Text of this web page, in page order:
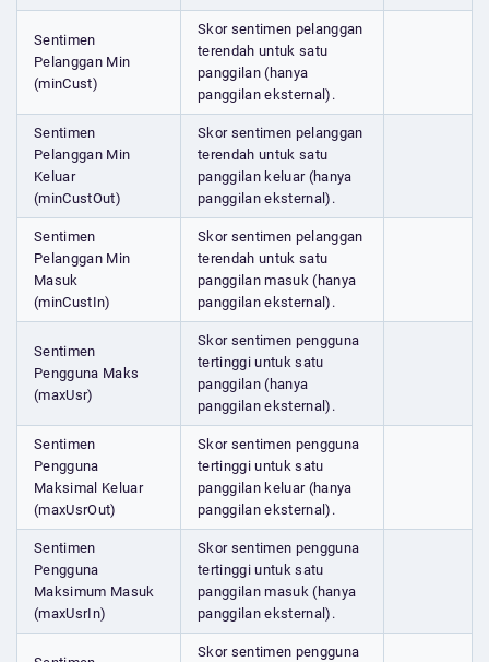
Sentimen
Pelanggan Min
(minCust)
Skor sentimen pelanggan
terendah untuk satu
panggilan (hanya
panggilan eksternal).
Sentimen
Pelanggan Min
Keluar
(minCustOut)
Skor sentimen pelanggan
terendah untuk satu
panggilan keluar (hanya
panggilan eksternal).
Sentimen
Pelanggan Min
Masuk
(minCustIn)
Skor sentimen pelanggan
terendah untuk satu
panggilan masuk (hanya
panggilan eksternal).
Sentimen
Pengguna Maks
(maxUsr)
Skor sentimen pengguna
tertinggi untuk satu
panggilan (hanya
panggilan eksternal).
Sentimen
Pengguna
Maksimal Keluar
(maxUsrOut)
Skor sentimen pengguna
tertinggi untuk satu
panggilan keluar (hanya
panggilan eksternal).
Sentimen
Pengguna
Maksimum Masuk
(maxUsrIn)
Skor sentimen pengguna
tertinggi untuk satu
panggilan masuk (hanya
panggilan eksternal).
Skor sentimen pengguna